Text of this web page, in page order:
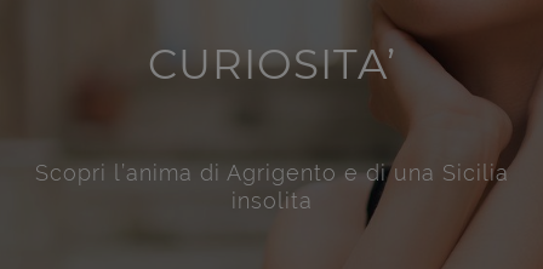
CURIOSITA’
Scopri l’anima di Agrigento e di una Sicilia
insolita